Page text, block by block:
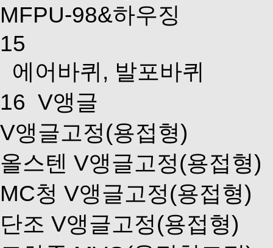
MFPU-98&하우징
15
에어바퀴, 발포바퀴
16 V앵글
V앵글고정(용접형)
올스텐 V앵글고정(용접형)
MC청 V앵글고정(용접형)
단조 V앵글고정(용접형)